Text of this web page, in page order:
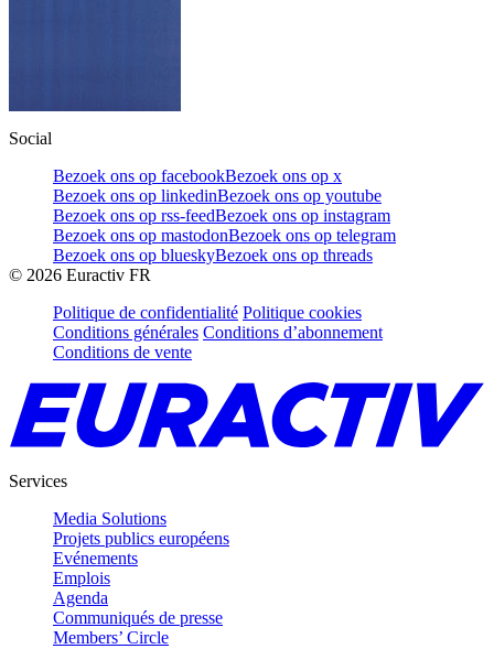
Social
Bezoek ons op facebookBezoek ons op x
Bezoek ons op linkedinBezoek ons op youtube
Bezoek ons op rss-feedBezoek ons op instagram
Bezoek ons op mastodonBezoek ons op telegram
Bezoek ons op blueskyBezoek ons op threads
© 2026 Euractiv FR
Politique de confidentialité Politique cookies
Conditions générales Conditions d’abonnement
Conditions de vente
Services
Media Solutions
Projets publics européens
Evénements
Emplois
Agenda
Communiqués de presse
Members’ Circle